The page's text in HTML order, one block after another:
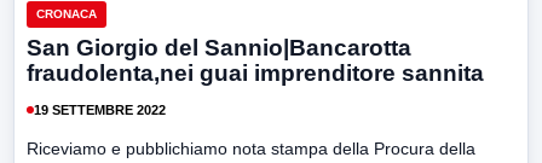
CRONACA
San Giorgio del Sannio|Bancarotta
fraudolenta,nei guai imprenditore sannita
19 SETTEMBRE 2022
Riceviamo e pubblichiamo nota stampa della Procura della